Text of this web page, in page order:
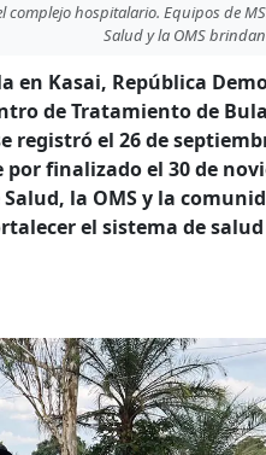
complejo hospitalario. Equipos de
Salud y la OMS
en Kasai, República
de Tratamiento de
registró el 26 de
finalizado el 30 de
la OMS y la
el sistema de